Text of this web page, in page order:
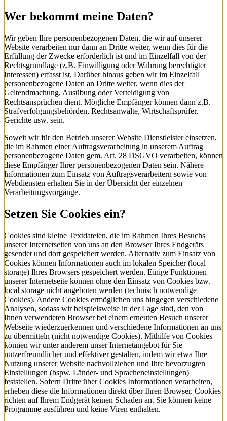
Wer bekommt meine Daten?
Wir geben Ihre personenbezogenen Daten, die wir auf unserer
Website verarbeiten nur dann an Dritte weiter, wenn dies für die
Erfüllung der Zwecke erforderlich ist und im Einzelfall von der
Rechtsgrundlage (z.B. Einwilligung oder Wahrung berechtigter
Interessen) erfasst ist. Darüber hinaus geben wir im Einzelfall
personenbezogene Daten an Dritte weiter, wenn dies der
Geltendmachung, Ausübung oder Verteidigung von
Rechtsansprüchen dient. Mögliche Empfänger können dann z.B.
Strafverfolgungsbehörden, Rechtsanwälte, Wirtschaftsprüfer,
Gerichte usw. sein.
Soweit wir für den Betrieb unserer Website Dienstleister einsetzen,
die im Rahmen einer Auftragsverarbeitung in unserem Auftrag
personenbezogene Daten gem. Art. 28 DSGVO verarbeiten, können
diese Empfänger Ihrer personenbezogenen Daten sein. Nähere
Informationen zum Einsatz von Auftragsverarbeitern sowie von
Webdiensten erhalten Sie in der Übersicht der einzelnen
Verarbeitungsvorgänge.
Setzen Sie Cookies ein?
Cookies sind kleine Textdateien, die im Rahmen Ihres Besuchs
unserer Internetseiten von uns an den Browser Ihres Endgeräts
gesendet und dort gespeichert werden. Alternativ zum Einsatz von
Cookies können Informationen auch im lokalen Speicher (local
storage) Ihres Browsers gespeichert werden. Einige Funktionen
unserer Internetseite können ohne den Einsatz von Cookies bzw.
local storage nicht angeboten werden (technisch notwendige
Cookies). Andere Cookies ermöglichen uns hingegen verschiedene
Analysen, sodass wir beispielsweise in der Lage sind, den von
Ihnen verwendeten Browser bei einem erneuten Besuch unserer
Webseite wiederzuerkennen und verschiedene Informationen an uns
zu übermitteln (nicht notwendige Cookies). Mithilfe von Cookies
können wir unter anderem unser Internetangebot für Sie
nutzerfreundlicher und effektiver gestalten, indem wir etwa Ihre
Nutzung unserer Website nachvollziehen und Ihre bevorzugten
Einstellungen (bspw. Länder- und Spracheneinstellungen)
feststellen. Sofern Dritte über Cookies Informationen verarbeiten,
erheben diese die Informationen direkt über Ihren Browser. Cookies
richten auf Ihrem Endgerät keinen Schaden an. Sie können keine
Programme ausführen und keine Viren enthalten.